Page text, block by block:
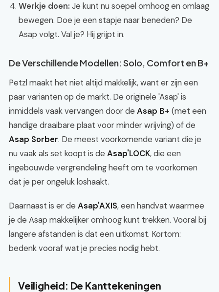
Werkje doen: Je kunt nu soepel omhoog en omlaag
bewegen. Doe je een stapje naar beneden? De
Asap volgt. Val je? Hij grijpt in.
De Verschillende Modellen: Solo, Comfort en B+
Petzl maakt het niet altijd makkelijk, want er zijn een
paar varianten op de markt. De originele 'Asap' is
inmiddels vaak vervangen door de Asap B+ (met een
handige draaibare plaat voor minder wrijving) of de
Asap Sorber. De meest voorkomende variant die je
nu vaak als set koopt is de Asap'LOCK, die een
ingebouwde vergrendeling heeft om te voorkomen
dat je per ongeluk loshaakt.
Daarnaast is er de Asap'AXIS, een handvat waarmee
je de Asap makkelijker omhoog kunt trekken. Vooral bij
langere afstanden is dat een uitkomst. Kortom:
bedenk vooraf wat je precies nodig hebt.
Veiligheid: De Kanttekeningen